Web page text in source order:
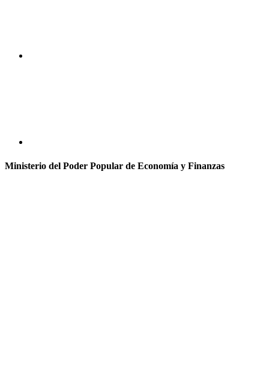
Ministerio del Poder Popular de Economía y Finanzas